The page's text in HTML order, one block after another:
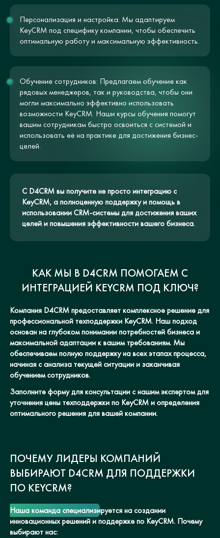
Персонализация и настройка: Мы адаптируем
KeyCRM под специфику компании, чтобы обеспечить
оптимальную работу и максимальную эффективность.
Обучение сотрудников: Предлагаем обучение как
рядовых менеджеров, так и руководства, чтобы они
могли максимально эффективно использовать
возможности KeyCRM. Наши курсы обучения помогут
вашим сотрудникам быстро освоиться с системой и
использовать её на практике для достижения бизнес-
целей.
С D4CRM вы получите не просто интеграцию с
KeyCRM, а полноценную поддержку и помощь в
использовании CRM-системы для достижения ваших
целей и повышения эффективности вашего бизнеса.
КАК МЫ В D4CRM ПОМОГАЕМ С
ИНТЕГРАЦИЕЙ KEYCRM ПОД КЛЮЧ?
Компания D4CRM предоставляет комплексное решение для
профессиональной техподдержки KeyCRM. Наш подход
основан на глубоком понимании потребностей бизнеса и
максимальной адаптации к вашим требованиям. Мы
обеспечиваем полную поддержку на всех этапах процесса,
начиная с анализа текущей ситуации и заканчивая
обучением сотрудников.
Заполните форму для консультации с нашим экспертом для
уточнения цены техподдержки по KeyCRM и определения
оптимального решения для вашей компании.
ПОЧЕМУ ЛИДЕРЫ КОМПАНИЙ
ВЫБИРАЮТ D4CRM ДЛЯ ПОДДЕРЖКИ
ПО KEYCRM?
Наша команда специализируется на создании
инновационных решений и поддержке по KeyCRM. Почему
выбирают нас: